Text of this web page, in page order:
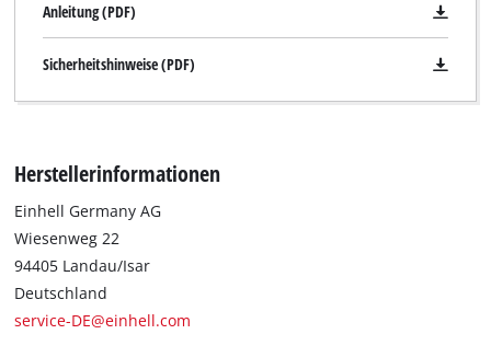
Anleitung (PDF)
Sicherheitshinweise (PDF)
Herstellerinformationen
Einhell Germany AG
Wiesenweg 22
94405 Landau/Isar
Deutschland
service-DE@einhell.com